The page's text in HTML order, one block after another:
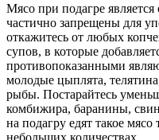
Мясо при подагре
частично запрещены для
откажитесь от любых
супов, в которые
противопоказанными
молодые цыплята,
рыбы. Постарайтесь
комбижира, баранины,
на подагру едят такое
небольших количествах.